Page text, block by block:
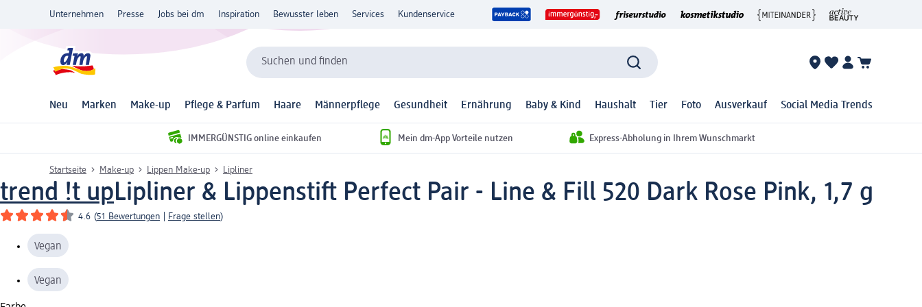
Unternehmen Presse Jobs bei dm Inspiration Bewusster leben Services Kundenservice
Suchen und finden
Neu Marken Make-up Pflege & Parfum Haare Männerpflege Gesundheit Ernährung Baby & Kind Haushalt Tier Foto Ausverkauf Social Media Trends
IMMERGÜNSTIG online einkaufen Mein dm-App Vorteile nutzen Express-Abholung in Ihrem Wunschmarkt
Startseite Make-up Lippen Make-up Lipliner
trend !t upLipliner & Lippenstift Perfect Pair - Line & Fill 520 Dark Rose Pink, 1,7 g
4.6 (51 Bewertungen Frage stellen)
Vegan
Vegan